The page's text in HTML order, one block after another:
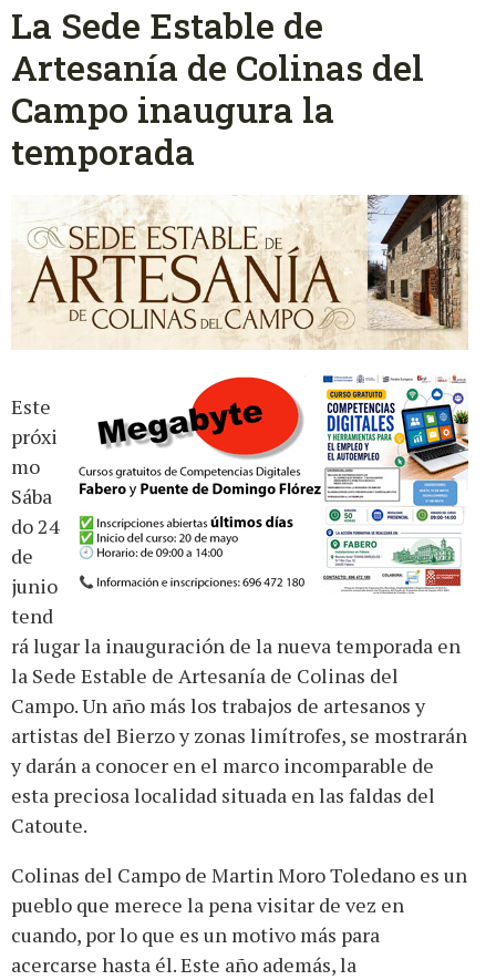
La Sede Estable de
Artesanía de Colinas del
Campo inaugura la
temporada
Este
próxi
mo
Sába
do 24
de
junio
tend
rá lugar la inauguración de la nueva temporada en
la Sede Estable de Artesanía de Colinas del
Campo. Un año más los trabajos de artesanos y
artistas del Bierzo y zonas limítrofes, se mostrarán
y darán a conocer en el marco incomparable de
esta preciosa localidad situada en las faldas del
Catoute.
Colinas del Campo de Martin Moro Toledano es un
pueblo que merece la pena visitar de vez en
cuando, por lo que es un motivo más para
acercarse hasta él. Este año además, la